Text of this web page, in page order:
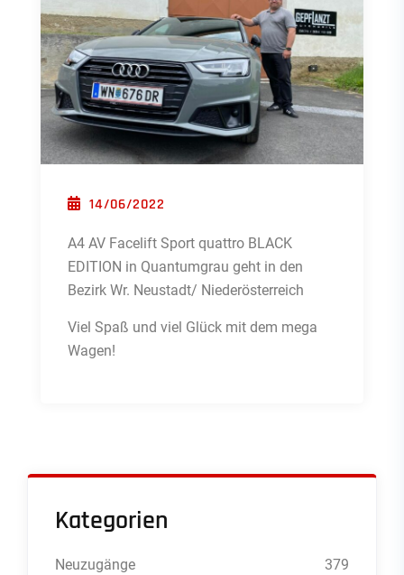
POSTED ON
14/06/2022
A4 AV Facelift Sport quattro BLACK
EDITION in Quantumgrau geht in den
Bezirk Wr. Neustadt/ Niederösterreich
Viel Spaß und viel Glück mit dem mega
Wagen!
Kategorien
Neuzugänge 379